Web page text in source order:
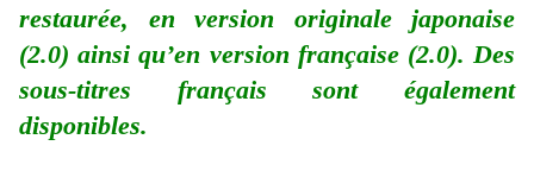
restaurée, en version originale japonaise
(2.0) ainsi qu’en version française (2.0). Des
sous-titres français sont également
disponibles.